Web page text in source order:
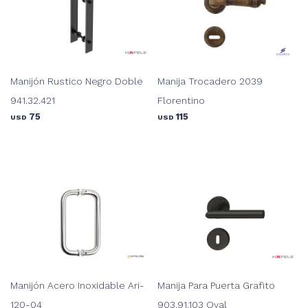
Manijón Rustico Negro Doble
941.32.421
USD 75
Manija Trocadero 2039
Florentino
USD 115
Manijón Acero Inoxidable Ari-
120-04
Manija Para Puerta Grafito
903.91.103 Oval